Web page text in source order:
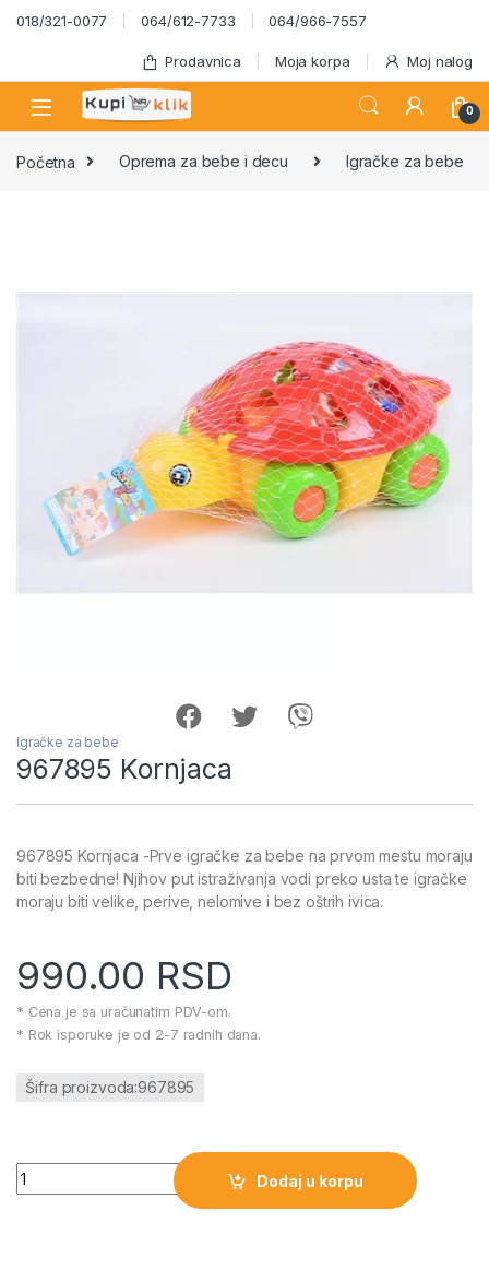
Skip to navigation
Skip to content
018/321-0077 064/612-7733 064/966-7557
Prodavnica Moja korpa Moj nalog
0
Početna Oprema za bebe i decu Igračke za bebe
Igračke za bebe
967895 Kornjaca
967895 Kornjaca -Prve igračke za bebe na prvom mestu moraju
biti bezbedne! Njihov put istraživanja vodi preko usta te igračke
moraju biti velike, perive, nelomive i bez oštrih ivica.
990.00 RSD
* Cena je sa uračunatim PDV-om.
* Rok isporuke je od 2-7 radnih dana.
Šifra proizvoda:967895
967895 Kornjaca količina
Dodaj u korpu